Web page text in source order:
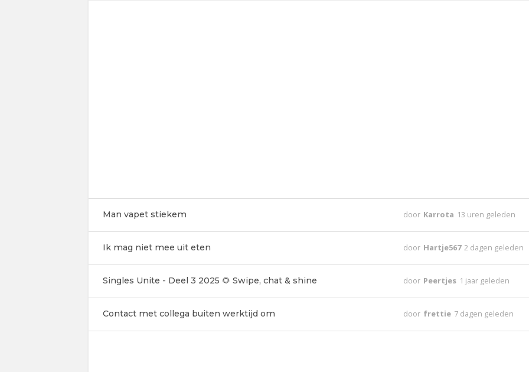
Man vapet stiekem door Karrota 13 uren geleden
Ik mag niet mee uit eten door Hartje567 2 dagen geleden
Singles Unite - Deel 3 2025 🌻 Swipe, chat & shine door Peertjes 1 jaar geleden
Contact met collega buiten werktijd om door frettie 7 dagen geleden